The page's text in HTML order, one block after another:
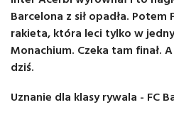
Barcelona z sił opadła.
rakieta, która leci tylko w
Monachium. Czeka tam finał.
dziś.
Uznanie dla klasy rywala - FC